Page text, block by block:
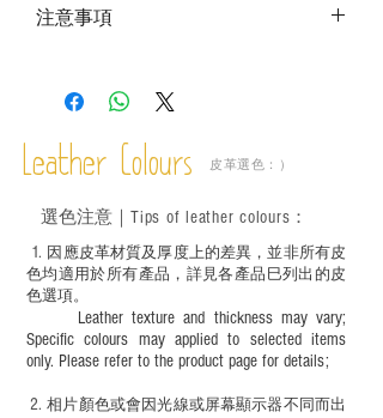
注意事項
Leather Colours 皮革選色：）
1. ​ 因應皮革材質及厚度上的差異，並非所有皮
色均適用於所有產品，詳見各產品巳列出的皮
色選項。
Leather texture and thickness may vary;
Specific colours may applied to selected items
only. Please refer to the product page for details;
​2.相片顏色或會因光線或屏幕顯示器不同而出
選色注意｜ Tips of leather colours ：